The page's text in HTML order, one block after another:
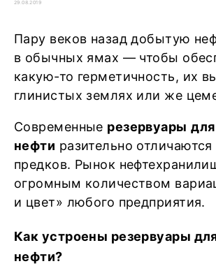
29.08.2019
Пару веков назад добытую
в обычных ямах — чтобы
какую-то герметичность, их
глинистых землях или же
Современные резервуары
нефти разительно отличаются
предков. Рынок
огромным количеством
и цвет» любого предприятия.
Как устроены резервуары
нефти?